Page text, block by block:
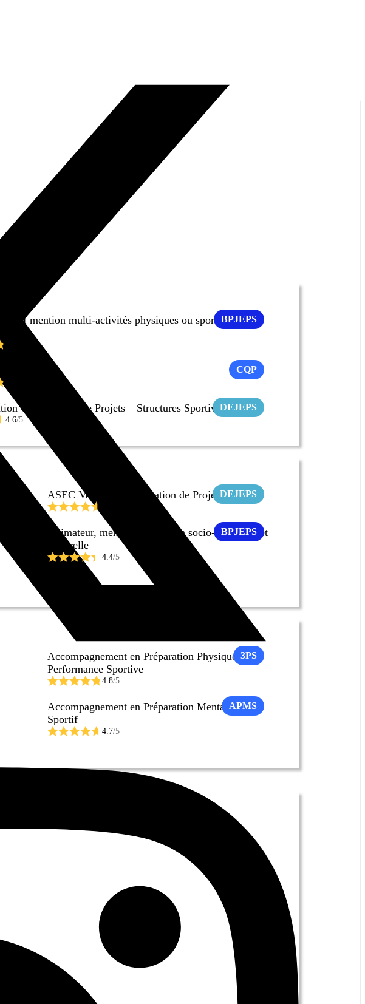
BPJEPS
mention multi-activités physiques ou sportives pour
CQP
DEJEPS
Coordination de Projets – Structures Sportives
4.6/5
des
DEJEPS
ASEC Mention Coordination de Projets
BPJEPS
Animateur, mention Animation socio-éducative et
culturelle
4.4/5
3PS
Accompagnement en Préparation Physique et
Performance Sportive
4.8/5
APMS
Accompagnement en Préparation Mentale du
Sportif
4.7/5